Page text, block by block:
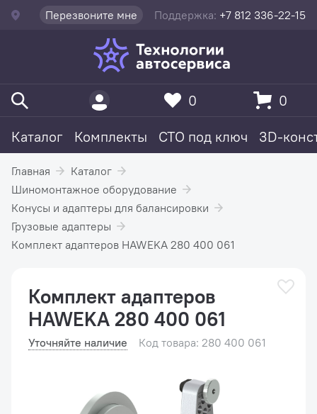
Перезвоните мне Поддержка: +7 812 336-22-15
Каталог Комплекты СТО под ключ 3D-
0 0
Главная
Каталог
Шиномонтажное оборудование
Конусы и адаптеры для балансировки
Грузовые адаптеры
Комплект адаптеров HAWEKA 280 400 061
Комплект адаптеров
HAWEKA 280 400 061
Уточняйте наличие Код товара: 280 400 061